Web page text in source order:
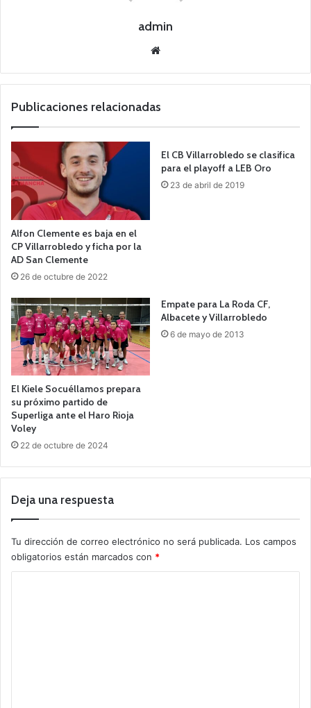
admin
we
Publicaciones relacionadas
Alfon Clemente es baja en el
CP Villarrobledo y ficha por la
AD San Clemente
26 de octubre de 2022
El CB Villarrobledo se clasifica
para el playoff a LEB Oro
23 de abril de 2019
El Kiele Socuéllamos prepara
su próximo partido de
Superliga ante el Haro Rioja
Voley
22 de octubre de 2024
Empate para La Roda CF,
Albacete y Villarrobledo
6 de mayo de 2013
Deja una respuesta
Tu dirección de correo electrónico no será publicada. Los campos
obligatorios están marcados con *